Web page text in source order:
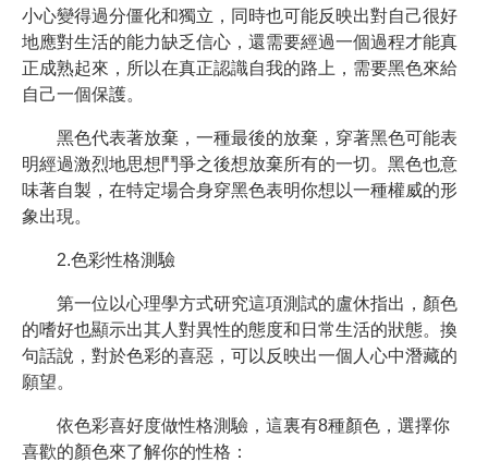
小心變得過分僵化和獨立，同時也可能反映出對自己很好
地應對生活的能力缺乏信心，還需要經過一個過程才能真
正成熟起來，所以在真正認識自我的路上，需要黑色來給
自己一個保護。
黑色代表著放棄，一種最後的放棄，穿著黑色可能表
明經過激烈地思想鬥爭之後想放棄所有的一切。黑色也意
味著自製，在特定場合身穿黑色表明你想以一種權威的形
象出現。
2.色彩性格測驗
第一位以心理學方式研究這項測試的盧休指出，顏色
的嗜好也顯示出其人對異性的態度和日常生活的狀態。換
句話說，對於色彩的喜惡，可以反映出一個人心中潛藏的
願望。
依色彩喜好度做性格測驗，這裏有8種顏色，選擇你
喜歡的顏色來了解你的性格：